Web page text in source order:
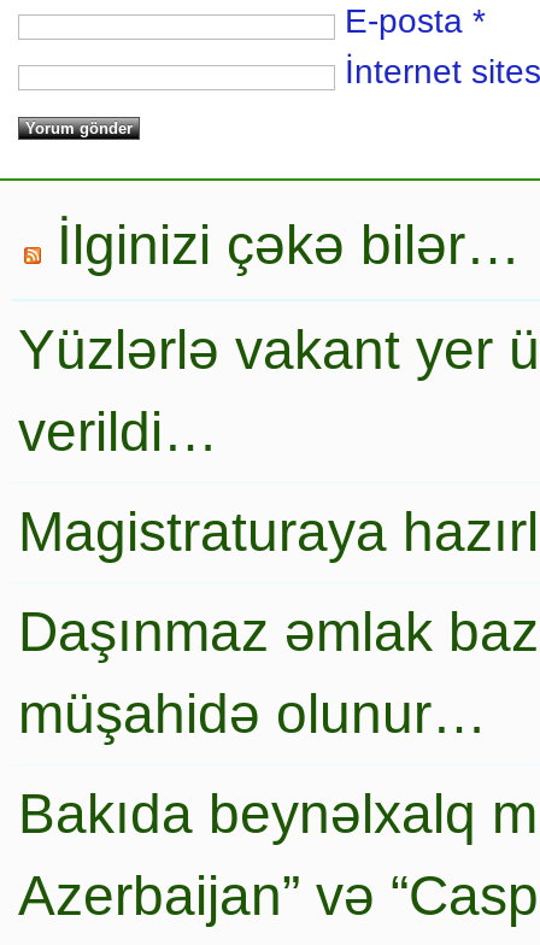
E-posta *
İnternet
İlginizi çəkə bilər…
Yüzlərlə vakant yer
verildi…
Magistraturaya
Daşınmaz əmlak
müşahidə olunur…
Bakıda beynəlxalq
Azerbaijan” və